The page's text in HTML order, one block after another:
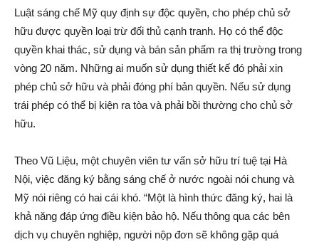
Luật sáng chế Mỹ quy định sự độc quyền, cho phép chủ sở
hữu được quyền loại trừ đối thủ cạnh tranh. Họ có thể độc
quyền khai thác, sử dụng và bán sản phẩm ra thị trường trong
vòng 20 năm. Những ai muốn sử dụng thiết kế đó phải xin
phép chủ sở hữu và phải đóng phí bản quyền. Nếu sử dụng
trái phép có thể bị kiện ra tòa và phải bồi thường cho chủ sở
hữu.
Theo Vũ Liệu, một chuyên viên tư vấn sở hữu trí tuệ tại Hà
Nội, việc đăng ký bằng sáng chế ở nước ngoài nói chung và
Mỹ nói riêng có hai cái khó. “Một là hình thức đăng ký, hai là
khả năng đáp ứng điều kiện bảo hộ. Nếu thông qua các bên
dịch vụ chuyên nghiệp, người nộp đơn sẽ không gặp quá